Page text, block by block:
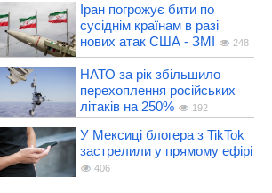
Іран погрожує бити по
сусіднім країнам в разі
нових атак США - ЗМІ
248
НАТО за рік збільшило
перехоплення російських
літаків на 250%
192
У Мексиці блогера з TikTok
застрелили у прямому ефірі
406